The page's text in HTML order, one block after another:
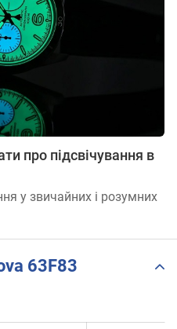
про підсвічування в
у звичайних і розумних
63F83